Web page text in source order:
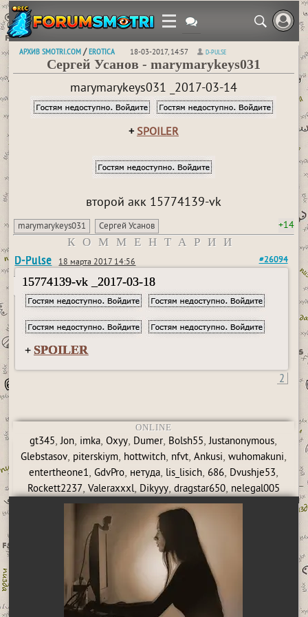
АРХИВ SMOTRI.COM /EROTICA 18-03-2017, 14:57 D-PULSE
Сергей Усанов - marymarykeys031
marymarykeys031 _2017-03-14
+ SPOILER
второй акк 15774139-vk
marymarykeys031 Сергей Усанов +14
КОММЕНТАРИИ
D-Pulse 18 марта 2017 14:56 #26094
15774139-vk _2017-03-18
+ SPOILER
2
ONLINE
gt345,Jon, imka,Oxyy, Dumer, Bolsh55,Justanonymous,
Glebstasov, piterskiym, hottwitch, nfvt, Ankusi, wuhomakuni,
entertheone1, GdvPro, нетуда, lis_lisich, 686, Dvushje53,
Rockett2237, Valeraxxxl, Dikyyy, dragstar650, nelegal005